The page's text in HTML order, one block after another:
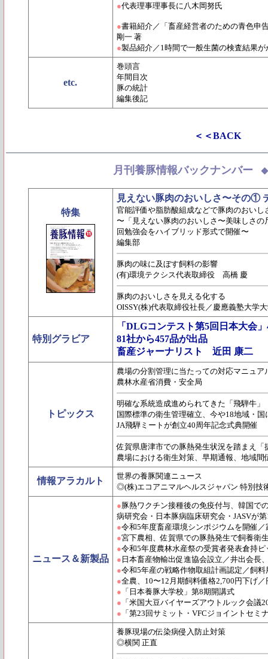
●代表理事理事長に八木岡努氏
●書籍紹介／「畜産経営者のための青色申
剛一 著
●製品紹介／1時間で一般生菌の検査結果
etc.
巻頭言
年間目次
豚の統計
編集後記
＜＜BACK
月刊養豚情報バックナンバー
特集
見えない豚肉のおいしさ〜その①
官能評価や脂肪酸組成などで豚肉のおいし
〜「見えない豚肉のおいしさ〜美味しさ
回勉強会をハイブリッド形式で開催〜
編集部
豚肉の味に及ぼす飼料の影響
(有)環境テクシス代表取締役 高橋 慶
豚肉のおいしさを見える化する
OISSY(株)代表取締役社長／慶應義塾大学
特別グラビア
「DLGコンテスト第5回日本大会
81社から457品が出品
畜産ジャーナリスト 近田 康二
トピックス
農場の分割管理に当たっての対応マニュア
農林水産省消費・安全局
明確な系統造成進められてきた「飛騨牛」
国際標準の衛生管理確立、今や18地域・国
JA飛騨ミートが創立40周年記念式典開催
佐賀県唐津市での豚熱発生状況を踏まえ「
農場における衛生対策、早期通報、地域
情報アラカルト
世界の養豚関連ニュース
◎(株)エコアニマルヘルスジャパン 特別技
ニュース＆新製品
●豚熱ワクチン接種後の免疫付与、韓国で
病研究会・日本豚病臨床研究会・JASVが
●令和5年度畜産環境シンポジウムを開催
●宮下農相、佐賀県での豚熱発生で飼養衛
●令和5年度農林水産祭の受賞者発表倉持
● 日本畜産物輸出促進協会設立／井出会長
●令和5年産の戦略作物取組計画認定／飼
●全農、10〜12月期飼料価格2,700円下げ
● 「日本養豚大学校」第8期開講式
● 「米国大豆バイヤーズアウトルック会議
● 「第23回サミット・VFCジョイントセミ
養豚現場の伝染病侵入防止対策
◎横関 正直